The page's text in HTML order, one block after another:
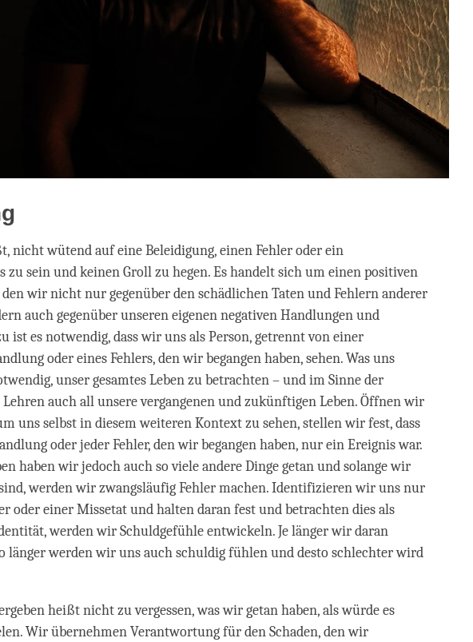
nicht wütend auf eine Beleidigung, einen Fehler oder ein
zu sein und keinen Groll zu hegen. Es handelt sich um einen positiven
den wir nicht nur gegenüber den schädlichen Taten und Fehlern anderer
auch gegenüber unseren eigenen negativen Handlungen und
ist es notwendig, dass wir uns als Person, getrennt von einer
oder eines Fehlers, den wir begangen haben, sehen. Was uns
unser gesamtes Leben zu betrachten – und im Sinne der
auch all unsere vergangenen und zukünftigen Leben. Öffnen wir
uns selbst in diesem weiteren Kontext zu sehen, stellen wir fest, dass
oder jeder Fehler, den wir begangen haben, nur ein Ereignis war.
haben wir jedoch auch so viele andere Dinge getan und solange wir
werden wir zwangsläufig Fehler machen. Identifizieren wir uns nur
oder einer Missetat und halten daran fest und betrachten dies als
werden wir Schuldgefühle entwickeln. Je länger wir daran
länger werden wir uns auch schuldig fühlen und desto schlechter wird
heißt nicht zu vergessen, was wir getan haben, als würde es
Wir übernehmen Verantwortung für den Schaden, den wir